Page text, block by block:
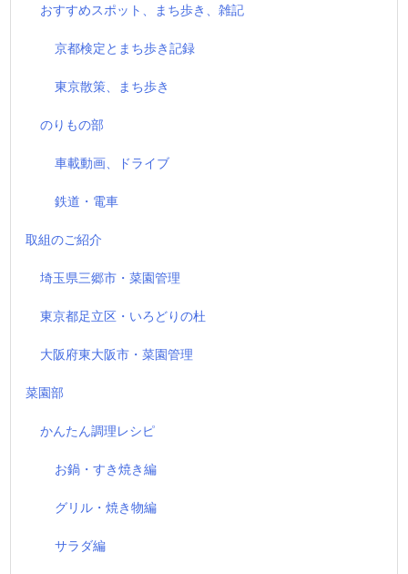
おすすめスポット、まち歩き、雑記
京都検定とまち歩き記録
東京散策、まち歩き
のりもの部
車載動画、ドライブ
鉄道・電車
取組のご紹介
埼玉県三郷市・菜園管理
東京都足立区・いろどりの杜
大阪府東大阪市・菜園管理
菜園部
かんたん調理レシピ
お鍋・すき焼き編
グリル・焼き物編
サラダ編